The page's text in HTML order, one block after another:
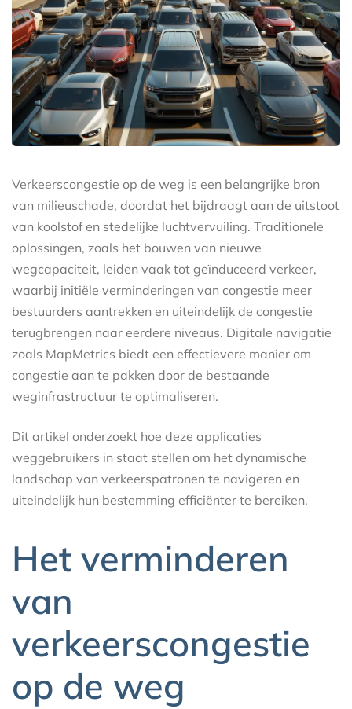
Verkeerscongestie op de weg is een belangrijke bron
van milieuschade, doordat het bijdraagt aan de uitstoot
van koolstof en stedelijke luchtvervuiling. Traditionele
oplossingen, zoals het bouwen van nieuwe
wegcapaciteit, leiden vaak tot geïnduceerd verkeer,
waarbij initiële verminderingen van congestie meer
bestuurders aantrekken en uiteindelijk de congestie
terugbrengen naar eerdere niveaus. Digitale navigatie
zoals MapMetrics biedt een effectievere manier om
congestie aan te pakken door de bestaande
weginfrastructuur te optimaliseren.
Dit artikel onderzoekt hoe deze applicaties
weggebruikers in staat stellen om het dynamische
landschap van verkeerspatronen te navigeren en
uiteindelijk hun bestemming efficiënter te bereiken.
Het verminderen
van
verkeerscongestie
op de weg